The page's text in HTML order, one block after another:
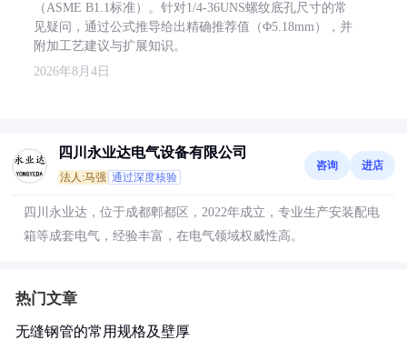
（ASME B1.1标准）。针对1/4-36UNS螺纹底孔尺寸的常
见疑问，通过公式推导给出精确推荐值（Φ5.18mm），并
附加工艺建议与扩展知识。
2026年8月4日
四川永业达电气设备有限公司
法人:马强 通过深度核验
咨询 进店
四川永业达，位于成都郫都区，2022年成立，专业生产安装配电
箱等成套电气，经验丰富，在电气领域权威性高。
热门文章
无缝钢管的常用规格及壁厚